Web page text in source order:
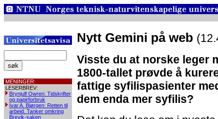
MENINGER:
LESERBREV:
Brynjulf Owren: Tidskrifter
og papirforbruk
Ivar A. Bjørgen: Retten til
arbeid. Tanker omkring
Brevik-saken
Nytt Gemini på web
Visste du at norske leger
1800-tallet prøvde å
fattige syfilispasienter
dem enda mer syfilis?